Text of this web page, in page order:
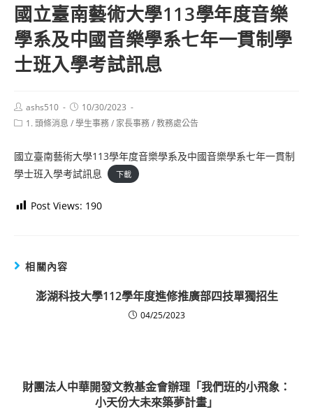
國立臺南藝術大學113學年度音樂
學系及中國音樂學系七年一貫制學
士班入學考試訊息
Post
author:
ashs510
Post
published:
10/30/2023
Post1. 頭條消息 /學生事務/ 家長事務/教務處公告
國立臺南藝術大學113學年度音樂學系及中國音樂學系七年一貫制
學士班入學考試訊息
下載
Post Views: 190
相關內容
澎湖科技大學112學年度進修推廣部四技單獨招生
04/25/2023
財團法人中華開發文教基金會辦理「我們班的小飛象：
小天份大未來築夢計畫」